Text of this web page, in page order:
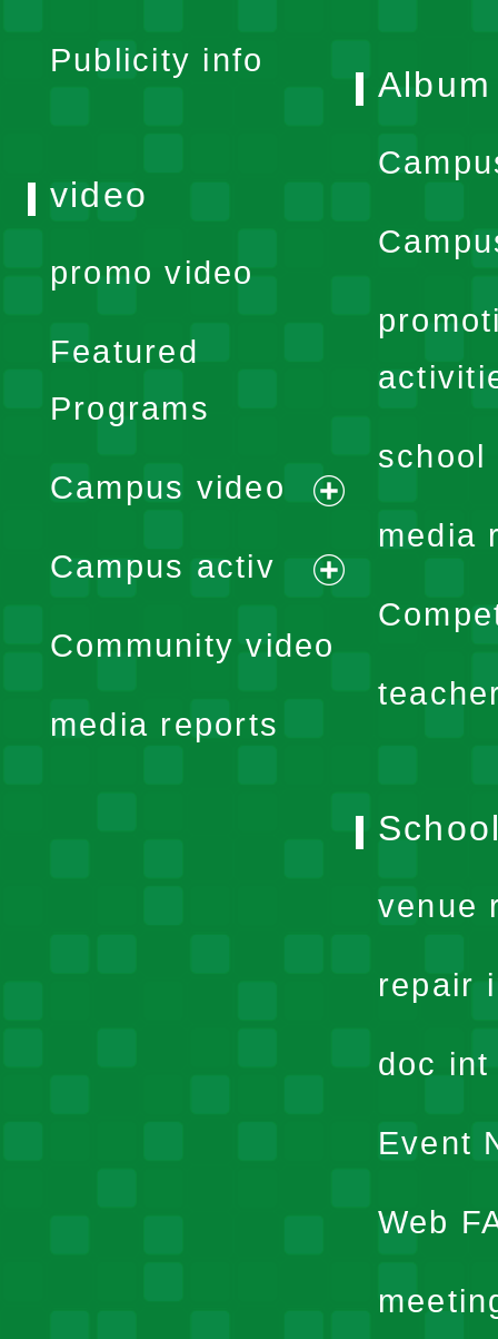
Publicity info
Album
school
media
video
promo video
Featured
Programs
Campus video
expand
menu
Campus activ
expand
Community video
media reports
venue
repair
doc
Event
Web